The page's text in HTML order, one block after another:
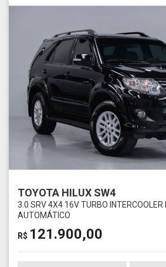
TOYOTA HILUX SW4
3.0 SRV 4X4 16V TURBO INTERCOOLER
AUTOMÁTICO
R$ 121.900,00